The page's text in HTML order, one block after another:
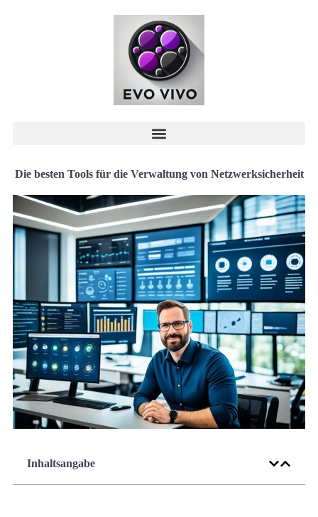
Die besten Tools für die Verwaltung von Netzwerksicherheit
Inhaltsangabe